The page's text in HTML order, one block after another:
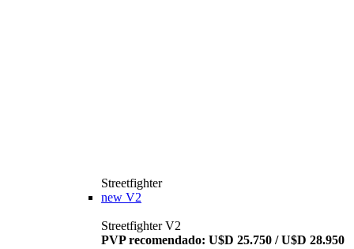
Streetfighter
new V2
Streetfighter V2
PVP recomendado: U$D 25.750 / U$D 28.950